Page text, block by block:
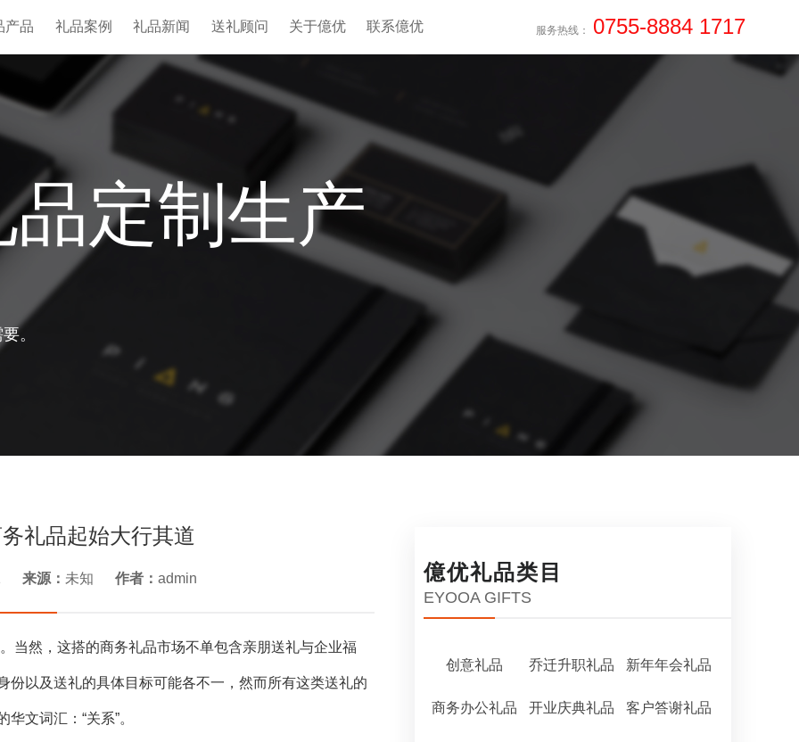
产品 礼品案例 礼品新闻 送礼顾问 关于億优 联系億优 服务热线： 0755-8884 1717
定制生产
。
礼品起始大行其道
来源： 未知 作者： admin
然，这搭的商务礼品市场不单包含亲朋送礼与企业福
以及送礼的具体目标可能各不一，然而所有这类送礼的
文词汇：“关系”。
億优礼品类目
EYOOA GIFTS
创意礼品 乔迁升职礼品 新年年会礼品
商务办公礼品 开业庆典礼品 客户答谢礼品